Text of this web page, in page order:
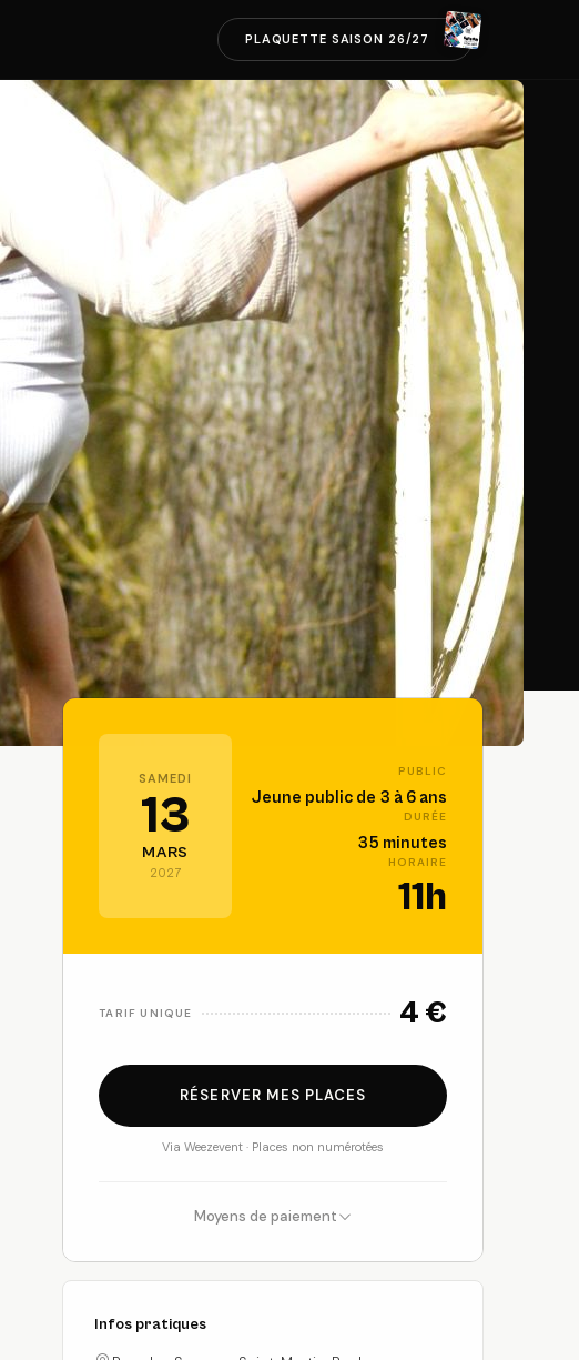
PLAQUETTE SAISON 26/27
SAMEDI
13
MARS
2027
PUBLIC
Jeune public de 3 à 6 ans
DURÉE
35 minutes
HORAIRE
11h
TARIF UNIQUE 4 €
RÉSERVER MES PLACES
Via Weezevent · Places non numérotées
Moyens de paiement
Infos pratiques